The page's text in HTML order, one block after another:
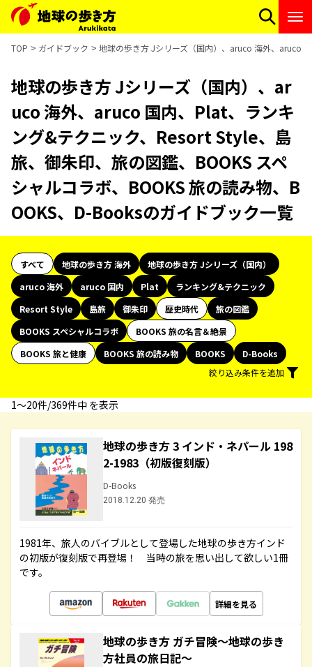
TOP ガイドブック 地球の歩き方 Jシリーズ（国内）、aruco 海外、aruco
地球の歩き方 Jシリーズ（国内）、ar
uco 海外、aruco 国内、Plat、ランキ
ング&テクニック、Resort Style、島
旅、御朱印、旅の図鑑、BOOKS スペ
シャルコラボ、BOOKS 旅の読み物、B
OOKS、D-Booksのガイドブック一覧
すべて 地球の歩き方 海外
地球の歩き方 Jシリーズ（国内）
aruco 海外
aruco 国内 Plat
ランキング&テクニック
Resort Style
島旅 御朱印 歴史時代
旅の図鑑
BOOKS スペシャルコラボ
BOOKS 旅の名言＆絶景
BOOKS 旅と健康
BOOKS 旅の読み物 BOOKS
D-Books
絞り込み条件を追加
1〜20件/369件中 を表示
地球の歩き方 3 インド・ネパール 198
2-1983（初版復刻版）
D-Books
2018.12.20 発売
1981年、旅人のバイブルとして登場した地球の歩き方インド
の初版が復刻版で再登場！ 当時の旅を思い出して欲しい1冊
です。
詳細を見る
地球の歩き方 ガチ冒険～地球の歩き
方社員の旅日記～